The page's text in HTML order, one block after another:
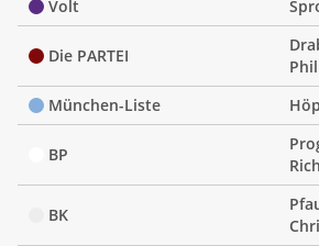
Volt
Die PARTEI
München-Liste
BP
BK